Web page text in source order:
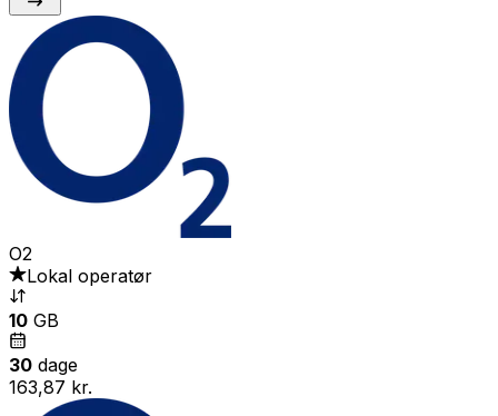
O2
Lokal operatør
10 GB
30 dage
163,87 kr.